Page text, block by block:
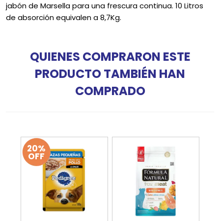
jabón de Marsella para una frescura continua. 10 Litros
de absorción equivalen a 8,7Kg.
QUIENES COMPRARON ESTE
PRODUCTO TAMBIÉN HAN
COMPRADO
20%
OFF